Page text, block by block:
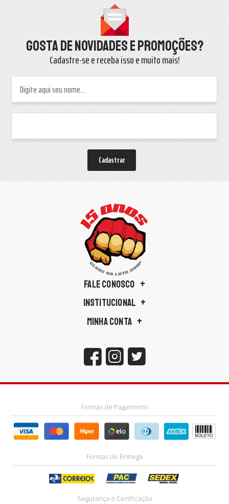
Gosta de novidades e promoções?
Cadastre-se e receba isso e muito mais!
Cadastrar
FALE CONOSCO
INSTITUCIONAL
MINHA CONTA
Formas de Pagamento
Formas de Entrega
Segurança e Certificação